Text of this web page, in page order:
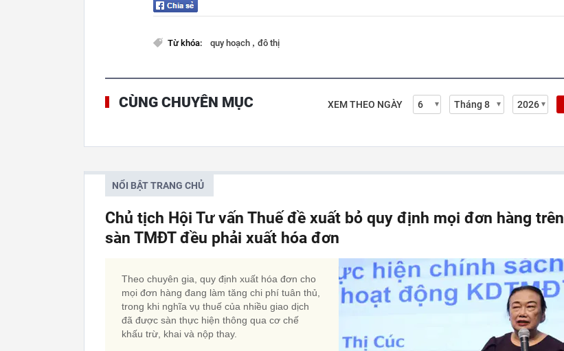
Từ khóa: quy hoạch , đô thị
CÙNG CHUYÊN MỤC XEM THEO NGÀY
NỔI BẬT TRANG CHỦ
Chủ tịch Hội Tư vấn Thuế đề xuất bỏ quy định mọi đơn hàng trên
sàn TMĐT đều phải xuất hóa đơn
Theo chuyên gia, quy định xuất hóa đơn cho
mọi đơn hàng đang làm tăng chi phí tuân thủ,
trong khi nghĩa vụ thuế của nhiều giao dịch
đã được sàn thực hiện thông qua cơ chế
khấu trừ, khai và nộp thay.